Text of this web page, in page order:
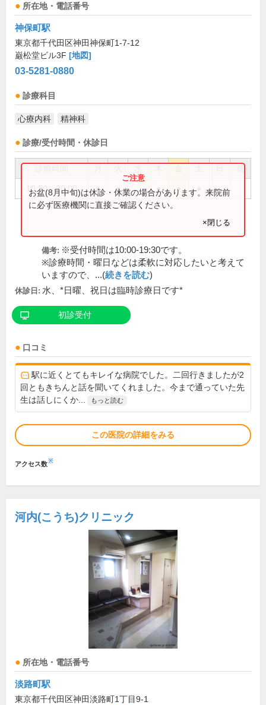
所在地・電話番号
神保町駅
東京都千代田区神田神保町1-7-12
巌松堂ビル3F [地図]
03-5281-0880
診療科目
心療内科 精神科
診療/受付時間・休診日
祝
10:30～20:00 ● ● ● ●
お盆(8月中旬)は休診・休業の場合があります。来院前
に必ず医療機関に直接ご確認ください。
×閉じる
備考: ※受付時間は10:00-19:30です。
※診療時間・曜日などは柔軟に対応したいと考えて
いますので、...(続きを読む)
休診日: 水、*日曜、祝日は臨時診療日です*
初診受付
口コミ
駅に近くとてもキレイな病院でした。二回行きましたが2
回ともきちんと話を聞いてくれました。今まで通っていた先
生は話しにくか...
もっと読む
この医院の詳細をみる
アクセス数※
河内(こうち)クリニック
所在地・電話番号
淡路町駅
東京都千代田区神田淡路町1丁目9-1